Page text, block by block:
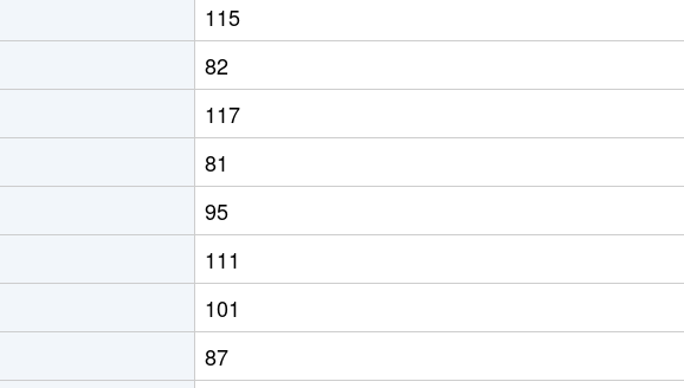
115
82
117
81
95
111
101
87